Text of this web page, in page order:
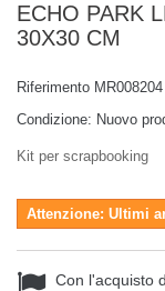
ECHO PARK
30X30 CM
Riferimento MR008204
Condizione: Nuovo
Kit per scrapbooking
Attenzione: Ultimi
Con l'acquisto